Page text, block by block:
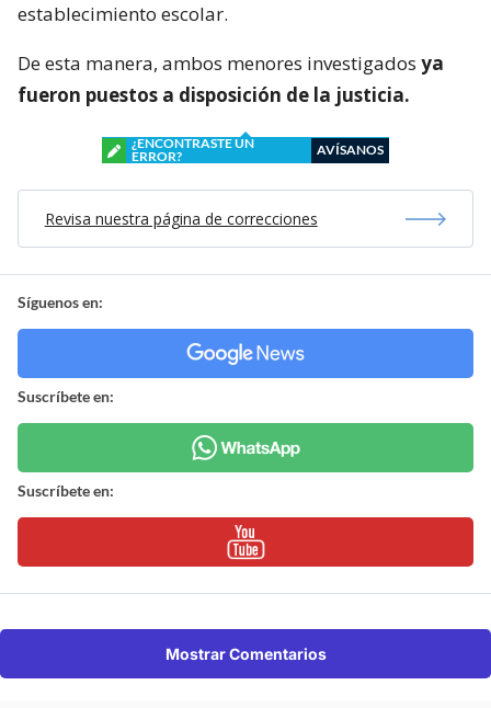
establecimiento escolar.
De esta manera, ambos menores investigados ya
fueron puestos a disposición de la justicia.
¿ENCONTRASTE UN
ERROR?
AVÍSANOS
Revisa nuestra página de correcciones
Síguenos en:
Suscríbete en:
Suscríbete en:
Mostrar Comentarios